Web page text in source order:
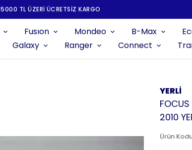
5000 TL ÜZERI ÜCRETSIZ KARGO
Fusıon Mondeo B-Max
Galaxy Ranger Connect
YERLİ
2010
Ürün